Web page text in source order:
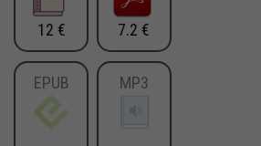
12 € 7.2 €
EPUB MP3